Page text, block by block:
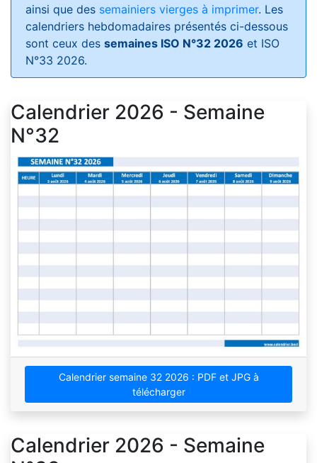
ainsi que des semainiers vierges à imprimer. Les
calendriers hebdomadaires présentés ci-dessous
sont ceux des semaines ISO N°32 2026 et ISO
N°33 2026.
Calendrier 2026 - Semaine
N°32
Calendrier semaine 32 2026 : PDF et JPG à
télécharger
Calendrier 2026 - Semaine